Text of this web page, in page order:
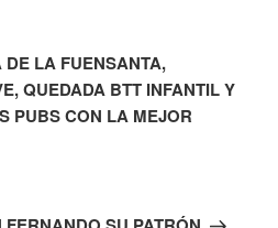
LA FUENSANTA,
QUEDADA BTT INFANTIL Y
PUBS CON LA MEJOR